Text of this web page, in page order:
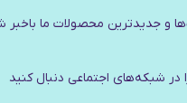
و جدیدترین‌ محصولات ما باخبر
در شبکه‌های اجتماعی دنبال کنید